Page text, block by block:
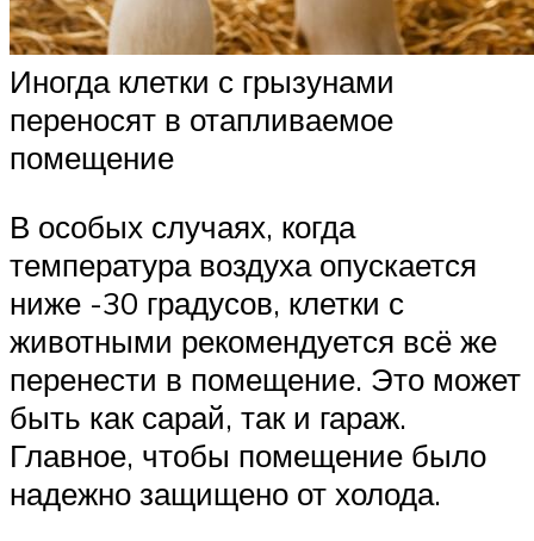
Иногда клетки с грызунами
переносят в отапливаемое
помещение
В особых случаях, когда
температура воздуха опускается
ниже -30 градусов, клетки с
животными рекомендуется всё же
перенести в помещение. Это может
быть как сарай, так и гараж.
Главное, чтобы помещение было
надежно защищено от холода.